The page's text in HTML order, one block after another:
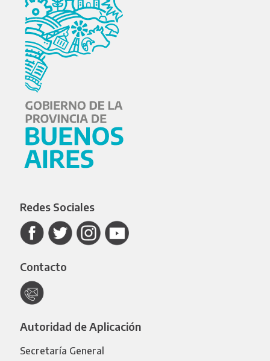
Redes Sociales
Contacto
Autoridad de Aplicación
Secretaría General